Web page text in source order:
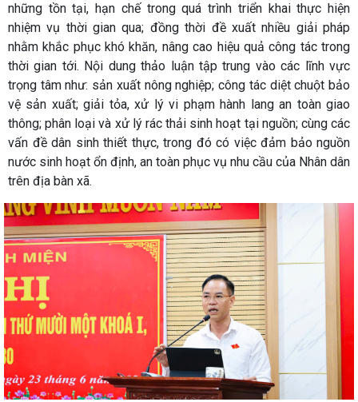
những tồn tại, hạn chế trong quá trình triển khai thực hiện
nhiệm vụ thời gian qua; đồng thời đề xuất nhiều giải pháp
nhằm khắc phục khó khăn, nâng cao hiệu quả công tác trong
thời gian tới. Nội dung thảo luận tập trung vào các lĩnh vực
trọng tâm như: sản xuất nông nghiệp; công tác diệt chuột bảo
vệ sản xuất; giải tỏa, xử lý vi phạm hành lang an toàn giao
thông; phân loại và xử lý rác thải sinh hoạt tại nguồn; cùng các
vấn đề dân sinh thiết thực, trong đó có việc đảm bảo nguồn
nước sinh hoạt ổn định, an toàn phục vụ nhu cầu của Nhân dân
trên địa bàn xã.